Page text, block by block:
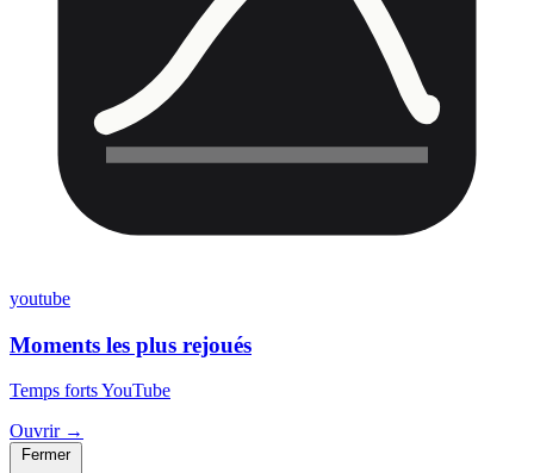
youtube
Moments les plus rejoués
Temps forts YouTube
Ouvrir →
Fermer